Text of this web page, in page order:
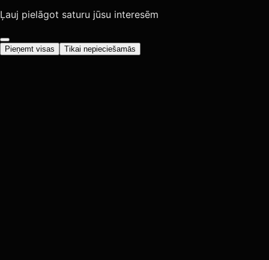
Ļauj pielāgot saturu jūsu interesēm
Pieņemt visas Tikai nepieciešamās